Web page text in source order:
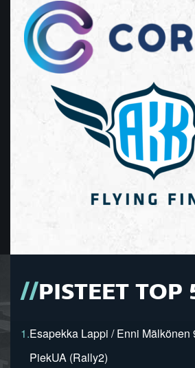
PISTEET TOP
1.Esapekka Lappi / Enni Mälkönen
PiekUA (Rally2)